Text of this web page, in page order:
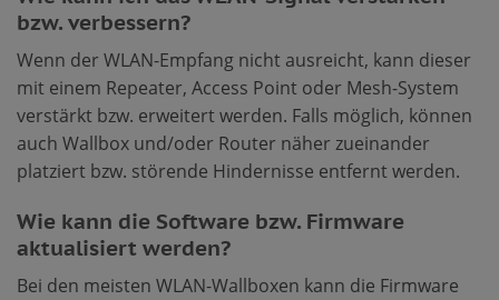
bzw. verbessern?
Wenn der WLAN-Empfang nicht ausreicht, kann dieser
mit einem Repeater, Access Point oder Mesh-System
verstärkt bzw. erweitert werden. Falls möglich, können
auch Wallbox und/oder Router näher zueinander
platziert bzw. störende Hindernisse entfernt werden.
Wie kann die Software bzw. Firmware
aktualisiert werden?
Bei den meisten WLAN-Wallboxen kann die Firmware